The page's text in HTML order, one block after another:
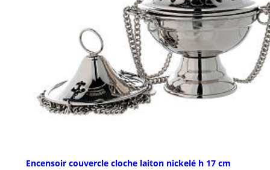
Encensoir couvercle cloche laiton nickelé h 17 cm